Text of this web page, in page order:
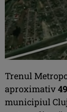
Trenul
aproximativ
municipiul